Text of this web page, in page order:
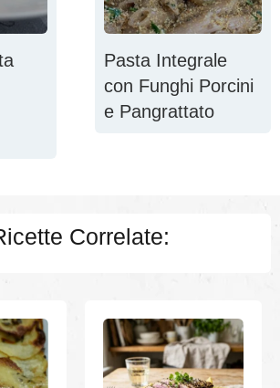
Pasta Integrale
con Funghi Porcini
e Pangrattato
Correlate: